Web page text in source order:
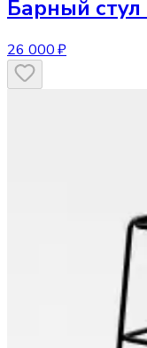
Барный стул
26 000 ₽